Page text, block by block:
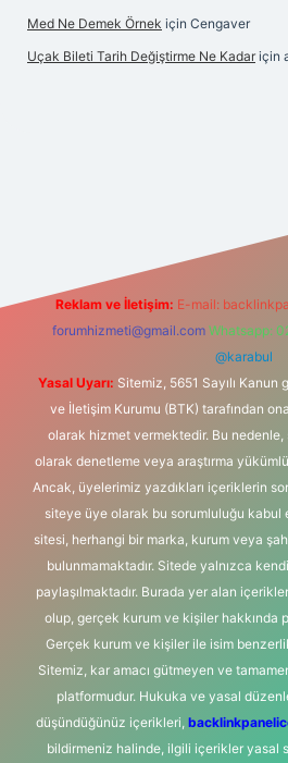
Med Ne Demek Örnek için Cengaver
Uçak Bileti Tarih Değiştirme Ne Kadar için
Reklam ve İletişim: E-mail:
forumhizmeti@gmail.com Whatsapp:
@karabul
Yasal Uyarı: Sitemiz, 5651 Sayılı
ve İletişim Kurumu (BTK) tarafından
olarak hizmet vermektedir. Bu
olarak denetleme veya araştırma
Ancak, üyelerimiz yazdıkları içeriklerin
siteye üye olarak bu sorumluluğu kabul
sitesi, herhangi bir marka, kurum veya
bulunmamaktadır. Sitede yalnızca
paylaşılmaktadır. Burada yer alan
olup, gerçek kurum ve kişiler hakkında
Gerçek kurum ve kişiler ile isim
Sitemiz, kar amacı gütmeyen ve
platformudur. Hukuka ve yasal
düşündüğünüz içerikleri,
bildirmeniz halinde, ilgili içerikler yasal